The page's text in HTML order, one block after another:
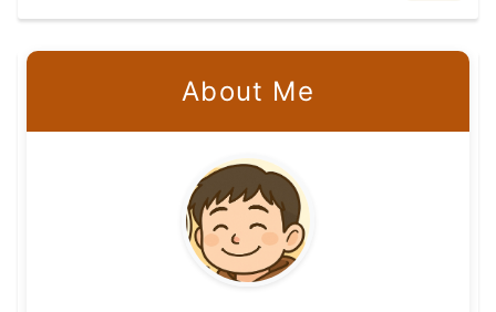
About Me